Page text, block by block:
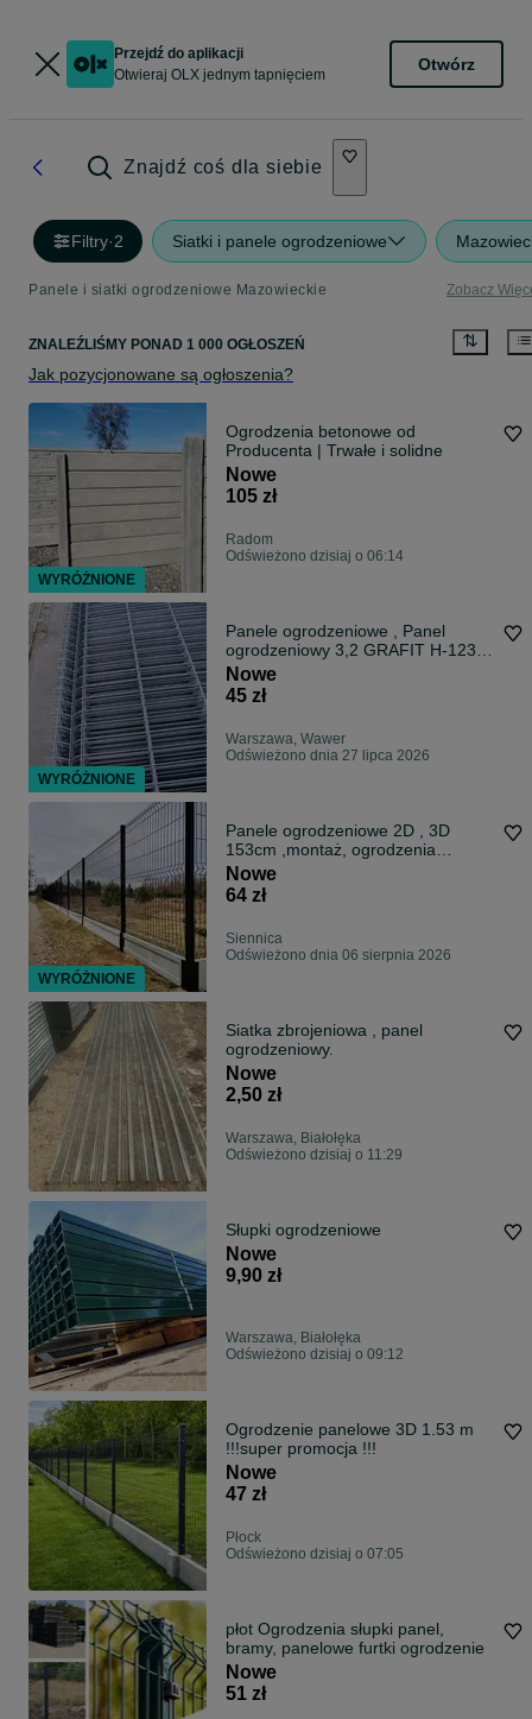
Przejdź do aplikacji
Otwieraj OLX jednym tapnięciem
Otwórz
Znajdź coś dla siebie
Filtry·2 Siatki i panele ogrodzeniowe
Panele i siatki ogrodzeniowe Mazowieckie Zobacz
ZNALEŹLIŚMY PONAD 1 000 OGŁOSZEŃ
Jak pozycjonowane są ogłoszenia?
Ogrodzenia betonowe od
Producenta | Trwałe i solidne
Nowe
105 zł
Radom
Odświeżono dzisiaj o 06:14
Panele ogrodzeniowe , Panel
ogrodzeniowy 3,2 GRAFIT H-123
oko 50x200
Nowe
45 zł
Warszawa, Wawer
Odświeżono dnia 27 lipca 2026
Panele ogrodzeniowe 2D , 3D
153cm ,montaż, ogrodzenia
panelowe 4mm 5mm
Nowe
64 zł
Siennica
Odświeżono dnia 06 sierpnia 2026
Siatka zbrojeniowa , panel
ogrodzeniowy.
Nowe
2,50 zł
Warszawa, Białołęka
Odświeżono dzisiaj o 11:29
Słupki ogrodzeniowe
Nowe
9,90 zł
Warszawa, Białołęka
Odświeżono dzisiaj o 09:12
Ogrodzenie panelowe 3D 1.53 m
!!!super promocja !!!
Nowe
47 zł
Płock
Odświeżono dzisiaj o 07:05
płot Ogrodzenia słupki panel,
bramy, panelowe furtki ogrodzenie
Nowe
51 zł
WYRÓŻNIONE
WYRÓŻNIONE
WYRÓŻNIONE